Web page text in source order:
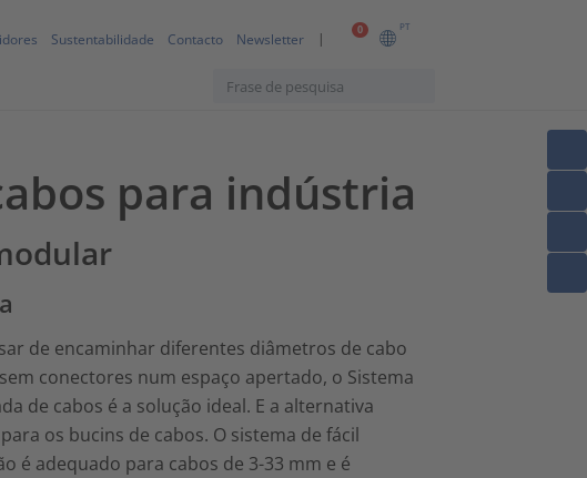
0 PT
Sustentabilidade Contacto Newsletter
para indústria
de encaminhar diferentes diâmetros de cabo
conectores num espaço apertado, o Sistema
de cabos é a solução ideal. E a alternativa
os bucins de cabos. O sistema de fácil
é adequado para cabos de 3-33 mm e é